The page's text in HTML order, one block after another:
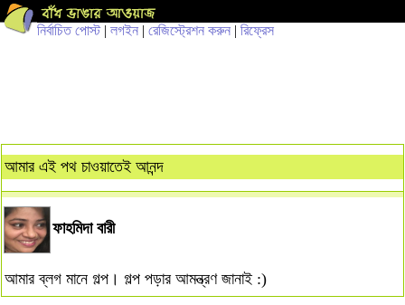
নির্বাচিত পোস্ট| লগইন | রেজিস্ট্রেশন করুন | রিফ্রেস
আমার এই পথ চাওয়াতেই আনন্দ
ফাহমিদা বারী
আমার ব্লগ মানে গল্প। গল্প পড়ার আমন্ত্রণ জানাই :)